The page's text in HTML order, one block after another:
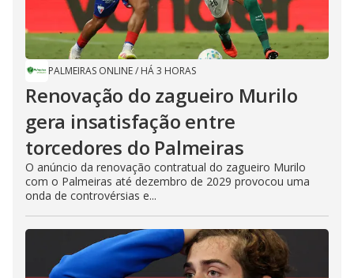
PALMEIRAS ONLINE/ HÁ 3 HORAS
Renovação do zagueiro Murilo
gera insatisfação entre
torcedores do Palmeiras
O anúncio da renovação contratual do zagueiro Murilo
com o Palmeiras até dezembro de 2029 provocou uma
onda de controvérsias e...